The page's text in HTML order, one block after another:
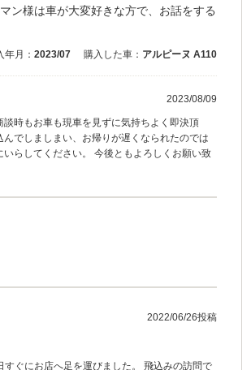
ン様は車が大変好きな方で、お話をする
年月： 2023/07 購入した車： アルピーヌ A110
2023/08/09
時もお車も現車を見ずに気持ちよく即決頂
でしましまい、お帰りが遅くなられたのでは
らしてください。 今後ともよろしくお願い致
2022/06/26投稿
ぐにお店へ足を運びました。 飛込みの訪問で